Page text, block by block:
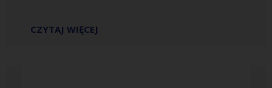
CZYTAJ WIĘCEJ